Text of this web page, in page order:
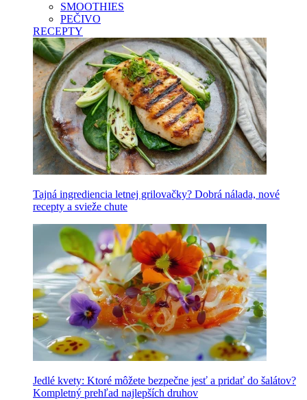
SMOOTHIES
PEČIVO
RECEPTY
Tajná ingrediencia letnej grilovačky? Dobrá nálada, nové
recepty a svieže chute
Jedlé kvety: Ktoré môžete bezpečne jesť a pridať do šalátov?
Kompletný prehľad najlepších druhov